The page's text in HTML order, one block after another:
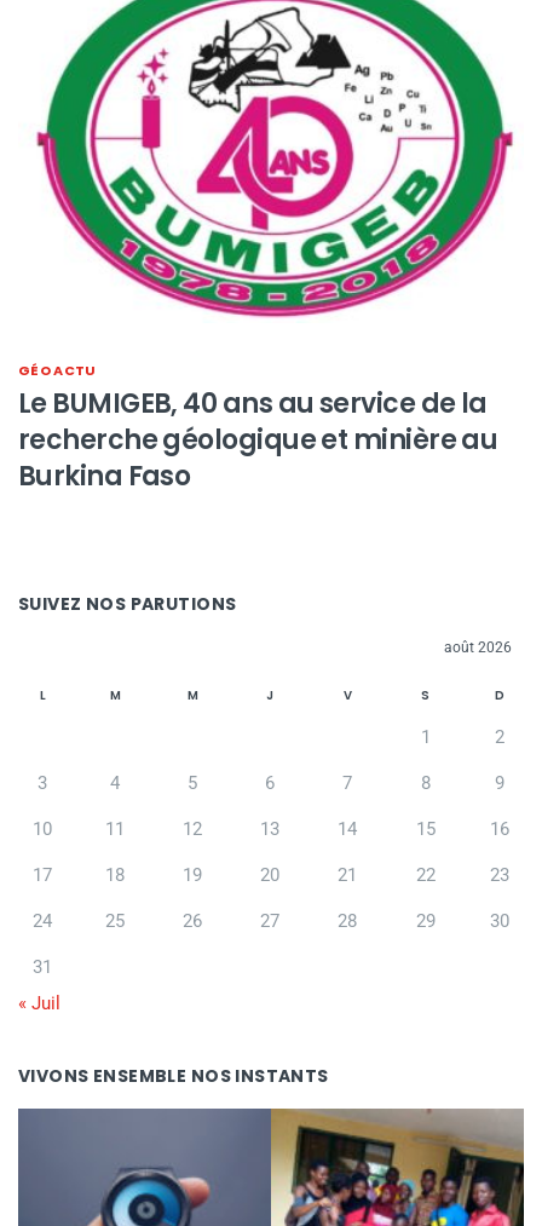
GÉO ACTU
Le BUMIGEB, 40 ans au service de la
recherche géologique et minière au
Burkina Faso
SUIVEZ NOS PARUTIONS
août 2026
L M M J V S D
1 2
3 4 5 6 7 8 9
10 11 12 13 14 15 16
17 18 19 20 21 22 23
24 25 26 27 28 29 30
31
« Juil
VIVONS ENSEMBLE NOS INSTANTS